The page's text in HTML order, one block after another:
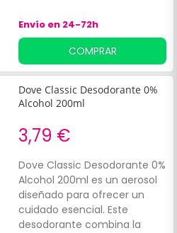
Envío en 24-72h
COMPRAR
Dove Classic Desodorante 0%
Alcohol 200ml
3,79 €
Dove Classic Desodorante 0%
Alcohol 200ml es un aerosol
diseñado para ofrecer un
cuidado esencial. Este
desodorante combina la